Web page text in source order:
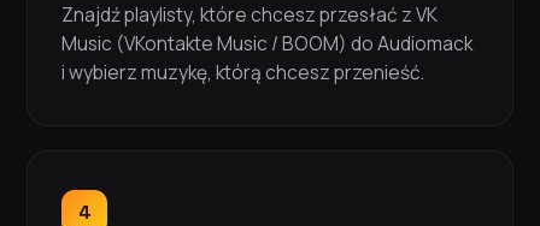
Znajdź playlisty, które chcesz przesłać z VK
Music (VKontakte Music / BOOM) do Audiomack
i wybierz muzykę, którą chcesz przenieść.
4